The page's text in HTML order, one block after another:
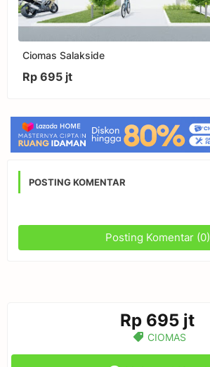
Ciomas Salakside
Rp 695 jt
POSTING KOMENTAR
Posting Komentar (0)
Rp 695 jt
CIOMAS